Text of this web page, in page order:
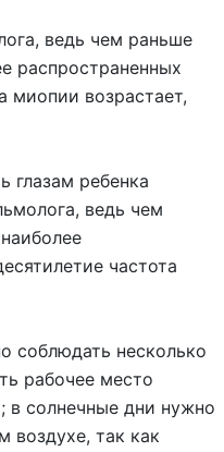
ведь чем раньше
распространенных
миопии возрастает,
глазам ребенка
ведь чем
частота
соблюдать несколько
рабочее место
в солнечные дни нужно
воздухе, так как